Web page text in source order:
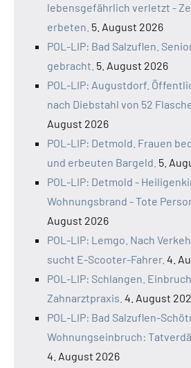
lebensgefährlich verletzt -
erbeten. 5. August 2026
POL-LIP: Bad Salzuflen.
gebracht. 5. August 2026
POL-LIP: Augustdorf.
nach Diebstahl von 52
August 2026
POL-LIP: Detmold. Frauen
und erbeuten Bargeld. 5.
POL-LIP: Detmold -
Wohnungsbrand - Tote
August 2026
POL-LIP: Lemgo. Nach
sucht E-Scooter-Fahrer. 4.
POL-LIP: Schlangen.
Zahnarztpraxis. 4. August
POL-LIP: Bad Salzuflen-
Wohnungseinbruch:
4. August 2026